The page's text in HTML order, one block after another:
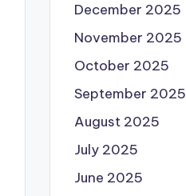
December 2025
November 2025
October 2025
September 2025
August 2025
July 2025
June 2025